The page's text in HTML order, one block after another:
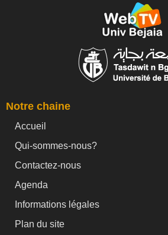
Notre chaine
Accueil
Qui-sommes-nous?
Contactez-nous
Agenda
Informations légales
Plan du site